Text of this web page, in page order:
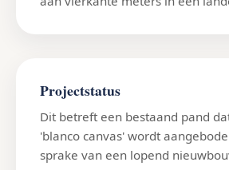
Projectstatus
Dit betreft een bestaand pand
'blanco canvas' wordt
sprake van een lopend